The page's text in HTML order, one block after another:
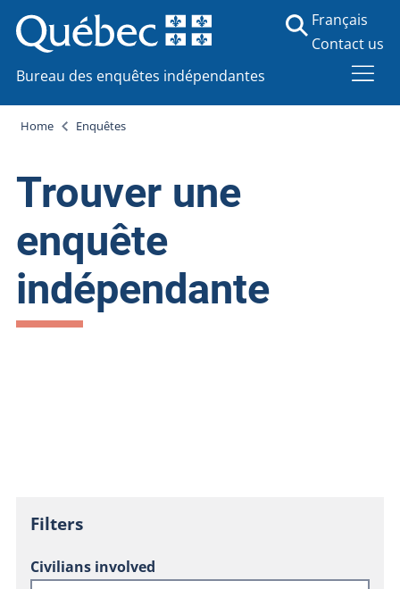
Bureau des enquêtes indépendantes
Français
Contact us
Home Enquêtes
Trouver une
enquête
indépendante
Filters
Civilians involved